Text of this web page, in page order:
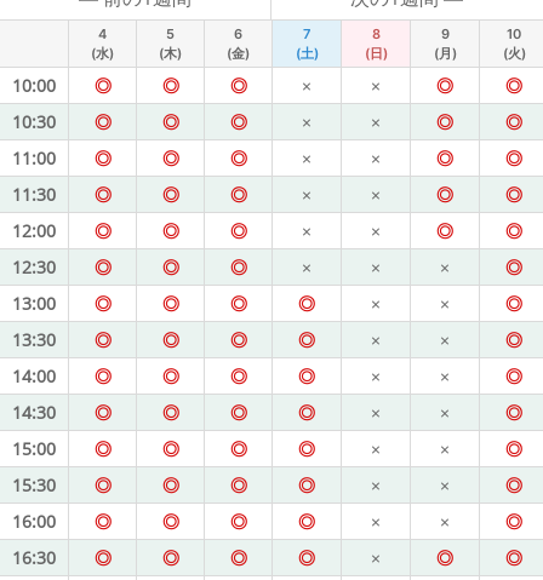
4
(水)
5
(木)
6
(金)
7
(土)
8
(日)
9
(月)
10
(火)
10:00 ◎ ◎ ◎ × × ◎
◎
10:30
◎ ◎ ◎ × × ◎
◎
11:00
◎ ◎ ◎ × × ◎
◎
11:30
◎ ◎ ◎ × × ◎
◎
12:00
◎ ◎ ◎ × × ◎
◎
12:30
◎ ◎ ◎ × × ×
◎
13:00
◎ ◎ ◎ ◎ × ×
◎
13:30
◎ ◎ ◎ ◎ × ×
◎
14:00
◎ ◎ ◎ ◎ × ×
◎
14:30
◎ ◎ ◎ ◎ × ×
◎
15:00
◎ ◎ ◎ ◎ × ×
◎
15:30
◎ ◎ ◎ ◎ × ×
◎
16:00
◎ ◎ ◎ ◎ × ×
◎
16:30
◎ ◎ ◎ ◎ × ◎
◎